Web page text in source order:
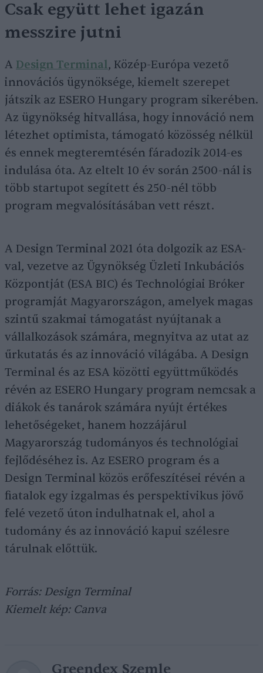
Csak együtt lehet igazán
messzire jutni
A Design Terminal, Közép-Európa vezető
innovációs ügynöksége, kiemelt szerepet
játszik az ESERO Hungary program sikerében.
Az ügynökség hitvallása, hogy innováció nem
létezhet optimista, támogató közösség nélkül
és ennek megteremtésén fáradozik 2014-es
indulása óta. Az eltelt 10 év során 2500-nál is
több startupot segített és 250-nél több
program megvalósításában vett részt.
A Design Terminal 2021 óta dolgozik az ESA-
val, vezetve az Ügynökség Üzleti Inkubációs
Központját (ESA BIC) és Technológiai Bróker
programját Magyarországon, amelyek magas
szintű szakmai támogatást nyújtanak a
vállalkozások számára, megnyitva az utat az
űrkutatás és az innováció világába. A Design
Terminal és az ESA közötti együttműködés
révén az ESERO Hungary program nemcsak a
diákok és tanárok számára nyújt értékes
lehetőségeket, hanem hozzájárul
Magyarország tudományos és technológiai
fejlődéséhez is. Az ESERO program és a
Design Terminal közös erőfeszítései révén a
fiatalok egy izgalmas és perspektivikus jövő
felé vezető úton indulhatnak el, ahol a
tudomány és az innováció kapui szélesre
tárulnak előttük.
Forrás: Design Terminal
Kiemelt kép: Canva
Greendex Szemle